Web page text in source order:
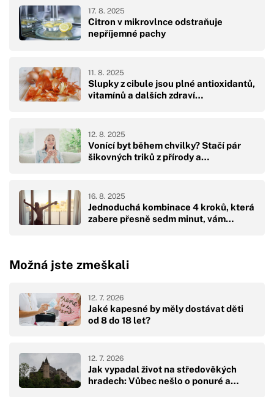
Citron v mikrovlnce odstraňuje
nepříjemné pachy
17. 8. 2025
Slupky z cibule jsou plné antioxidantů,
vitamínů a dalších zdraví…
11. 8. 2025
Vonící byt během chvilky? Stačí pár
šikovných triků z přírody a…
12. 8. 2025
Jednoduchá kombinace 4 kroků, která
zabere přesně sedm minut, vám…
16. 8. 2025
Možná jste zmeškali
Jaké kapesné by měly dostávat děti
od 8 do 18 let?
12. 7. 2026
Jak vypadal život na středověkých
hradech: Vůbec nešlo o ponuré a…
12. 7. 2026